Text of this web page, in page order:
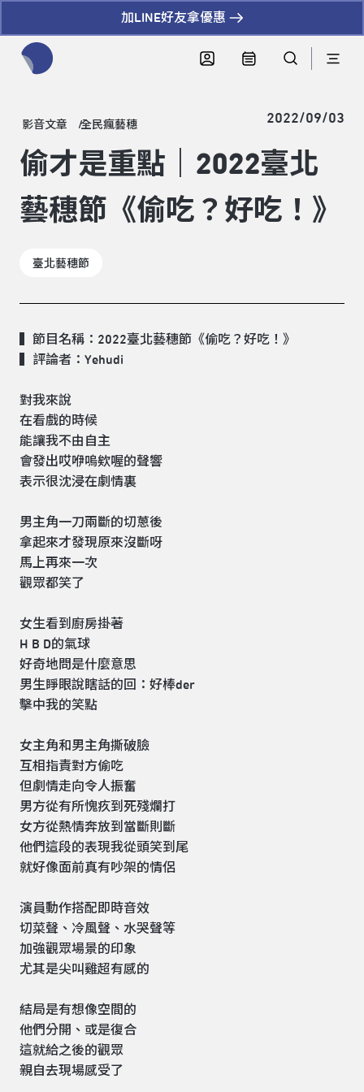
加LINE好友拿優惠
影音文章 全民瘋藝穗 2022/09/03
偷才是重點｜2022臺北
藝穗節《偷吃？好吃！》
臺北藝穗節
▍節目名稱：2022臺北藝穗節 《偷吃？好吃！》
▍評論者：Yehudi
對我來說
在看戲的時候
能讓我不由自主
會發出哎咿嗚欸喔的聲響
表示很沈浸在劇情裏
男主角一刀兩斷的切蔥後
拿起來才發現原來沒斷呀
馬上再來一次
觀眾都笑了
女生看到廚房掛著
H B D的氣球
好奇地問是什麼意思
男生睜眼說瞎話的回：好棒der
擊中我的笑點
女主角和男主角撕破臉
互相指責對方偷吃
但劇情走向令人振奮
男方從有所愧疚到死殘爛打
女方從熱情奔放到當斷則斷
他們這段的表現我從頭笑到尾
就好像面前真有吵架的情侶
演員動作搭配即時音效
切菜聲、冷風聲、水哭聲等
加強觀眾場景的印象
尤其是尖叫雞超有感的
結局是有想像空間的
他們分開、或是復合
這就給之後的觀眾
親自去現場感受了